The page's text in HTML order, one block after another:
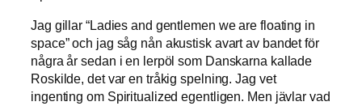
Jag gillar “Ladies and gentlemen we are floating in
space” och jag såg nån akustisk avart av bandet för
några år sedan i en lerpöl som Danskarna kallade
Roskilde, det var en tråkig spelning. Jag vet
ingenting om Spiritualized egentligen. Men jävlar vad